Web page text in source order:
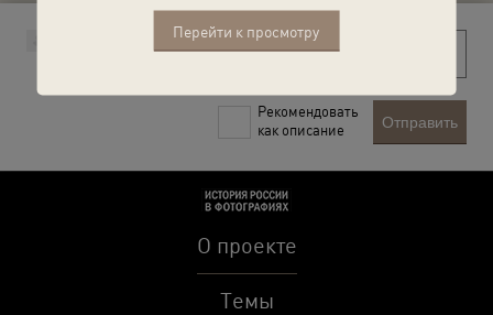
Перейти к просмотру
Рекомендовать
как описание
Отправить
О проекте
Темы